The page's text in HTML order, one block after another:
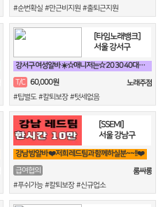
#순번확실 #만근비지원 #출퇴근지원
[타임노래뱅크]
서울 강서구
강서구 여성알바 ☀️☆매니저는☆ 20 30 40대최고 박스입니다^^☀️
T/C 60,000원
노래주점
#팁별도 #칼퇴보장 #텃세없음
[SSEMI]
서울 강남구
강남 밤알바 ❤️저희 레드팀과 함께하실분~~!!❤️
급여협의
룸싸롱
#푸쉬가능 #칼퇴보장 #신규업소